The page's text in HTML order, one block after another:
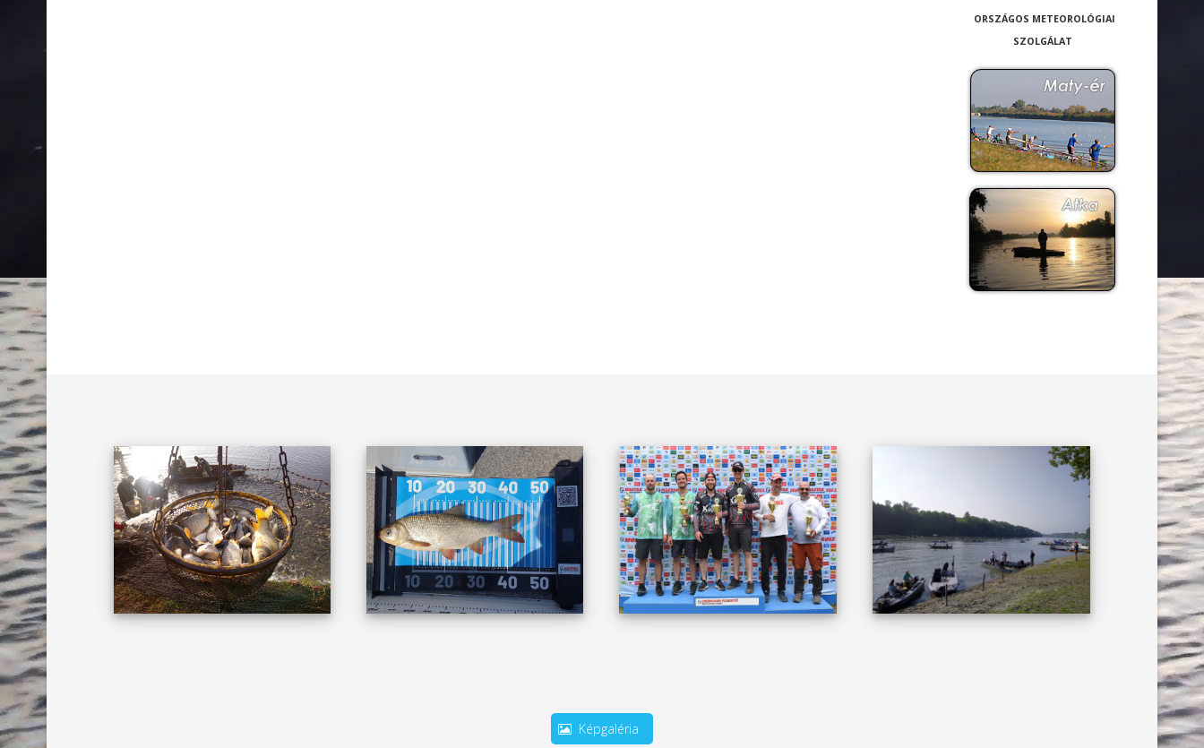
ORSZÁGOS METEOROLÓGIAI
SZOLGÁLAT
Képgaléria